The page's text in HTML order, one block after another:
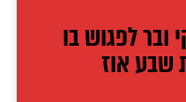
ובר לפגוש בו
שבע אוז